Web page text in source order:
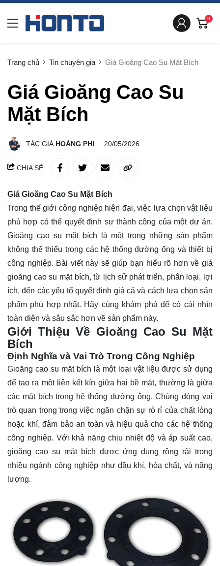
0
Trang chủ Tin chuyên gia Giá Gioăng Cao Su Mặt Bích
Giá Gioăng Cao Su
Mặt Bích
TÁC GIẢ HOÀNG PHI 20/05/2026
CHIA SẺ:
Giá Gioăng Cao Su Mặt Bích
Trong thế giới công nghiệp hiện đại, việc lựa chọn vật liệu
phù hợp có thể quyết định sự thành công của một dự án.
Gioăng cao su mặt bích là một trong những sản phẩm
không thể thiếu trong các hệ thống đường ống và thiết bị
công nghiệp. Bài viết này sẽ giúp bạn hiểu rõ hơn về giá
gioăng cao su mặt bích, từ lịch sử phát triển, phân loại, lợi
ích, đến các yếu tố quyết định giá cả và cách lựa chọn sản
phẩm phù hợp nhất. Hãy cùng khám phá để có cái nhìn
toàn diện và sâu sắc hơn về sản phẩm này.
Giới Thiệu Về Gioăng Cao Su Mặt
Bích
Định Nghĩa và Vai Trò Trong Công Nghiệp
Gioăng cao su mặt bích là một loại vật liệu được sử dụng
để tạo ra một liên kết kín giữa hai bề mặt, thường là giữa
các mặt bích trong hệ thống đường ống. Chúng đóng vai
trò quan trọng trong việc ngăn chặn sự rò rỉ của chất lỏng
hoặc khí, đảm bảo an toàn và hiệu quả cho các hệ thống
công nghiệp. Với khả năng chịu nhiệt độ và áp suất cao,
gioăng cao su mặt bích được ứng dụng rộng rãi trong
nhiều ngành công nghiệp như dầu khí, hóa chất, và năng
lượng.